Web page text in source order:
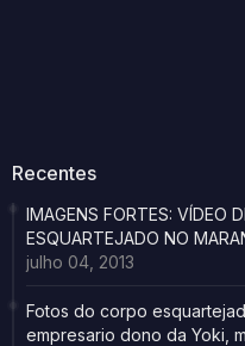
Recentes
IMAGENS FORTES: VÍDEO
ESQUARTEJADO NO
julho 04, 2013
Fotos do corpo
empresario dono da Yoki,